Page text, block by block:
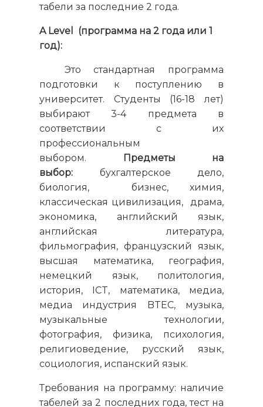
табели за последние 2 года.
A Level (программа на 2 года или 1
год):
Это стандартная программа
подготовки к поступлению в
университет. Студенты (16-18 лет)
выбирают 3-4 предмета в
соответствии с их
профессиональным
выбором.
Предметы на
выбор: бухгалтерское дело,
биология, бизнес, химия,
классическая цивилизация, драма,
экономика, английский язык,
английская литература,
фильмография, французский язык,
высшая математика, география,
немецкий язык, политология,
история, ICT, математика, медиа,
медиа индустрия BTEC, музыка,
музыкальные технологии,
фотография, физика, психология,
религиоведение, русский язык,
социология, испанский язык.
Требования на программу: наличие
табелей за 2 последних года, тест на